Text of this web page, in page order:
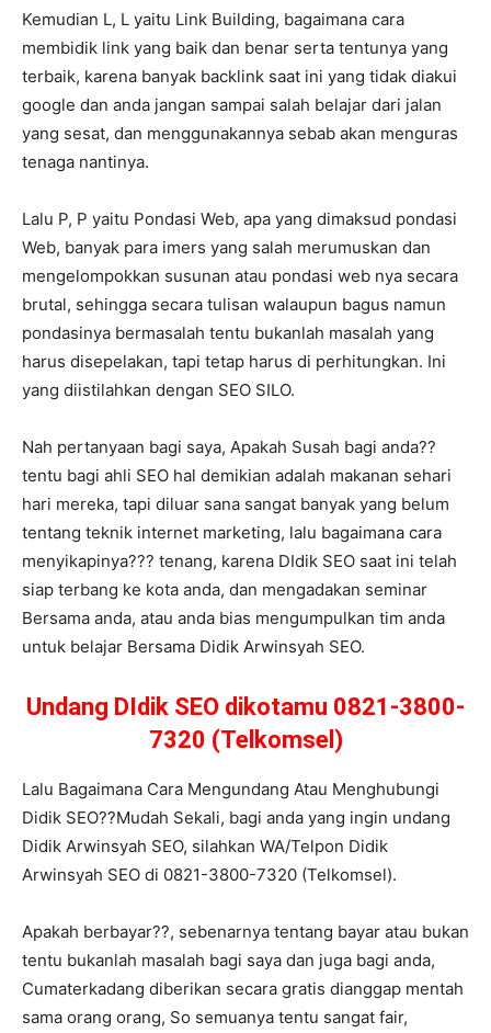
Kemudian L, L yaitu Link Building, bagaimana cara
membidik link yang baik dan benar serta tentunya yang
terbaik, karena banyak backlink saat ini yang tidak diakui
google dan anda jangan sampai salah belajar dari jalan
yang sesat, dan menggunakannya sebab akan menguras
tenaga nantinya.
Lalu P, P yaitu Pondasi Web, apa yang dimaksud pondasi
Web, banyak para imers yang salah merumuskan dan
mengelompokkan susunan atau pondasi web nya secara
brutal, sehingga secara tulisan walaupun bagus namun
pondasinya bermasalah tentu bukanlah masalah yang
harus disepelakan, tapi tetap harus di perhitungkan. Ini
yang diistilahkan dengan SEO SILO.
Nah pertanyaan bagi saya, Apakah Susah bagi anda??
tentu bagi ahli SEO hal demikian adalah makanan sehari
hari mereka, tapi diluar sana sangat banyak yang belum
tentang teknik internet marketing, lalu bagaimana cara
menyikapinya??? tenang, karena DIdik SEO saat ini telah
siap terbang ke kota anda, dan mengadakan seminar
Bersama anda, atau anda bias mengumpulkan tim anda
untuk belajar Bersama Didik Arwinsyah SEO.
Undang DIdik SEO dikotamu 0821-3800-
7320 (Telkomsel)
Lalu Bagaimana Cara Mengundang Atau Menghubungi
Didik SEO??Mudah Sekali, bagi anda yang ingin undang
Didik Arwinsyah SEO, silahkan WA/Telpon Didik
Arwinsyah SEO di 0821-3800-7320 (Telkomsel).
Apakah berbayar??, sebenarnya tentang bayar atau bukan
tentu bukanlah masalah bagi saya dan juga bagi anda,
Cumaterkadang diberikan secara gratis dianggap mentah
sama orang orang, So semuanya tentu sangat fair,